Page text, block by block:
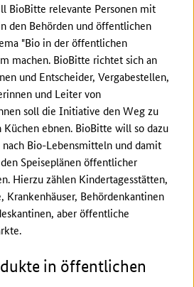
BioBitte relevante Personen mit
den Behörden und öffentlichen
"Bio in der öffentlichen
machen. BioBitte richtet sich an
und Entscheider, Vergabestellen,
und Leiter von
soll die Initiative den Weg zu
ebnen. BioBitte will so dazu
Bio-Lebensmitteln und damit
Speiseplänen öffentlicher
Hierzu zählen Kindertagesstätten,
Krankenhäuser, Behördenkantinen
aber öffentliche
in öffentlichen